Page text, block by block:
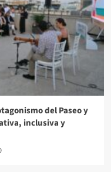
del Paseo y
inclusiva y